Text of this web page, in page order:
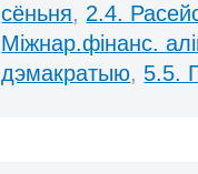
сёньня, 2.4.
Міжнар.фінанс.
дэмакратыю, 5.5.